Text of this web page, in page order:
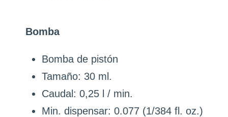
Bomba
Bomba de pistón
Tamaño: 30 ml.
Caudal: 0,25 l / min.
Min. dispensar: 0.077 (1/384 fl. oz.)